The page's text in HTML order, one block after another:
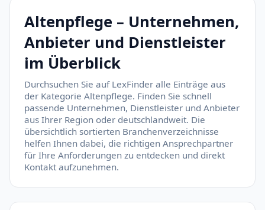
Altenpflege – Unternehmen,
Anbieter und Dienstleister
im Überblick
Durchsuchen Sie auf LexFinder alle Einträge aus
der Kategorie Altenpflege. Finden Sie schnell
passende Unternehmen, Dienstleister und Anbieter
aus Ihrer Region oder deutschlandweit. Die
übersichtlich sortierten Branchenverzeichnisse
helfen Ihnen dabei, die richtigen Ansprechpartner
für Ihre Anforderungen zu entdecken und direkt
Kontakt aufzunehmen.